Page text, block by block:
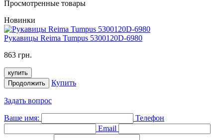
Просмотренные товары
Новинки
Рукавицы Reima Tumpus 5300120D-6980
863 грн.
купить
Продолжить
Купить
Задать вопрос
Ваше имя:
Телефон
Email